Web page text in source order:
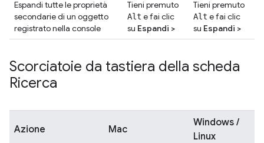
Espandi tutte le proprietà
secondarie di un oggetto
registrato nella console
Tieni premuto
Alt e fai clic
su Espandi >
Tieni premuto
Alt e fai clic
su Espandi >
Scorciatoie da tastiera della scheda
Ricerca
Azione Mac
Windows /
Linux